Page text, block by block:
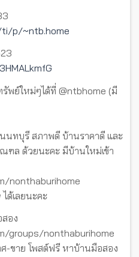
p/~ntb.home
พย์ใหม่ๆได้ที่ @ntbhome (มี
นทบุรี สภาพดี บ้านราคาดี และ
ฑล ด้วยนะคะ มีบ้านใหม่เข้า
nonthaburihome
ด้เลยนะคะ
อง
groups/nonthaburihome
ศ-ขาย โพสต์ฟรี หาบ้านมือสอง